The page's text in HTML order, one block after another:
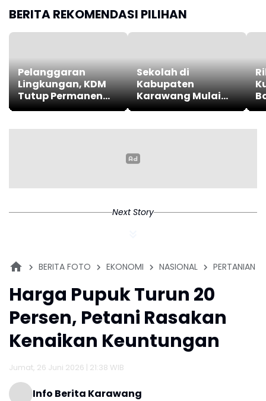
BERITA REKOMENDASI PILIHAN
Pelanggaran
Lingkungan, KDM
Tutup Permanen
Lima Tambang
Cipatat
Sekolah di
Kabupaten
Karawang Mulai
Bagikan Modul
Next Story
BERITA FOTO EKONOMI NASIONAL PERTANIAN
Harga Pupuk Turun 20
Persen, Petani Rasakan
Kenaikan Keuntungan
Jumat, 26 Juni 2026 | 21:38 WIB
Info Berita Karawang